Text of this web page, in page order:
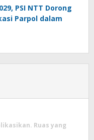
PSI NTT Dorong
Parpol dalam
Ruas yang